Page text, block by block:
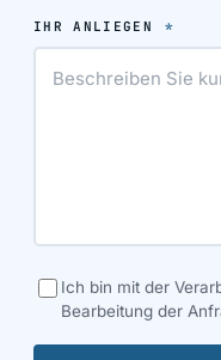
IHR ANLIEGEN *
Ich bin mit der
Bearbeitung der